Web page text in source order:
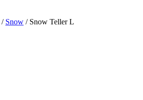
/ Snow / Snow Teller L